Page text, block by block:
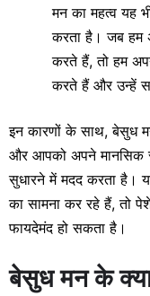
मन का महत्व यह
करता है। जब हम
करते हैं, तो हम
करते हैं और उन्हें
इन कारणों के साथ, बेसुध
और आपको अपने मानसिक
सुधारने में मदद करता है।
का सामना कर रहे हैं, तो
फायदेमंद हो सकता है।
बेसुध मन के